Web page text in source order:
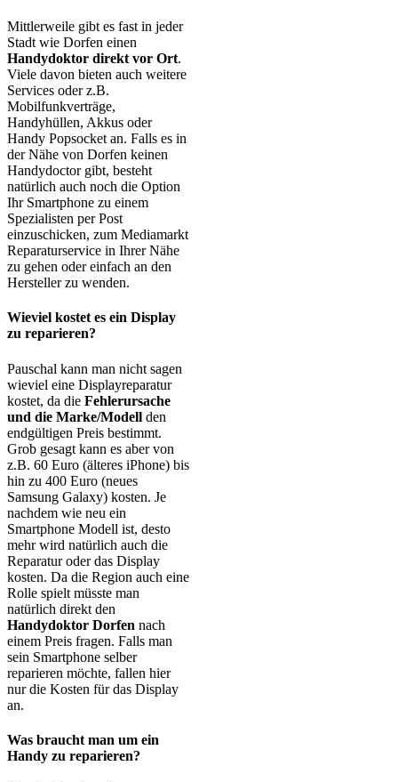
Mittlerweile gibt es fast in jeder
Stadt wie Dorfen einen
Handydoktor direkt vor Ort.
Viele davon bieten auch weitere
Services oder z.B.
Mobilfunkverträge,
Handyhüllen, Akkus oder
Handy Popsocket an. Falls es in
der Nähe von Dorfen keinen
Handydoctor gibt, besteht
natürlich auch noch die Option
Ihr Smartphone zu einem
Spezialisten per Post
einzuschicken, zum Mediamarkt
Reparaturservice in Ihrer Nähe
zu gehen oder einfach an den
Hersteller zu wenden.
Wieviel kostet es ein Display
zu reparieren?
Pauschal kann man nicht sagen
wieviel eine Displayreparatur
kostet, da die Fehlerursache
und die Marke/Modell den
endgültigen Preis bestimmt.
Grob gesagt kann es aber von
z.B. 60 Euro (älteres iPhone) bis
hin zu 400 Euro (neues
Samsung Galaxy) kosten. Je
nachdem wie neu ein
Smartphone Modell ist, desto
mehr wird natürlich auch die
Reparatur oder das Display
kosten. Da die Region auch eine
Rolle spielt müsste man
natürlich direkt den
Handydoktor Dorfen nach
einem Preis fragen. Falls man
sein Smartphone selber
reparieren möchte, fallen hier
nur die Kosten für das Display
an.
Was braucht man um ein
Handy zu reparieren?